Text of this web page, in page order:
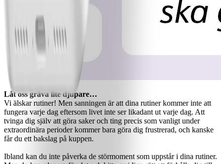
Låt oss gräva lite djupare…
Vi älskar rutiner! Men sanningen är att dina rutiner kommer inte att
fungera varje dag eftersom livet inte ser likadant ut varje dag. Att
tvinga dig själv att göra saker och ting precis som vanligt under
extraordinära perioder kommer bara göra dig frustrerad, och kanske
får du ett bakslag på kuppen.
Ibland kan du inte påverka de störmoment som uppstår i dina rutiner.